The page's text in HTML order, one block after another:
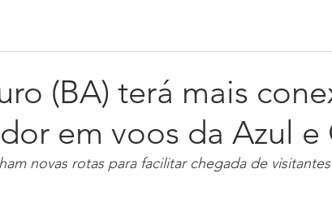
(BA) terá mais
em voos da Azul e
novas rotas para facilitar chegada de